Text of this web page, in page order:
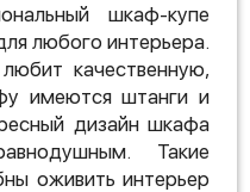
шкаф-купе
любого интерьера.
качественную,
имеются штанги и
дизайн шкафа
Такие
оживить интерьер